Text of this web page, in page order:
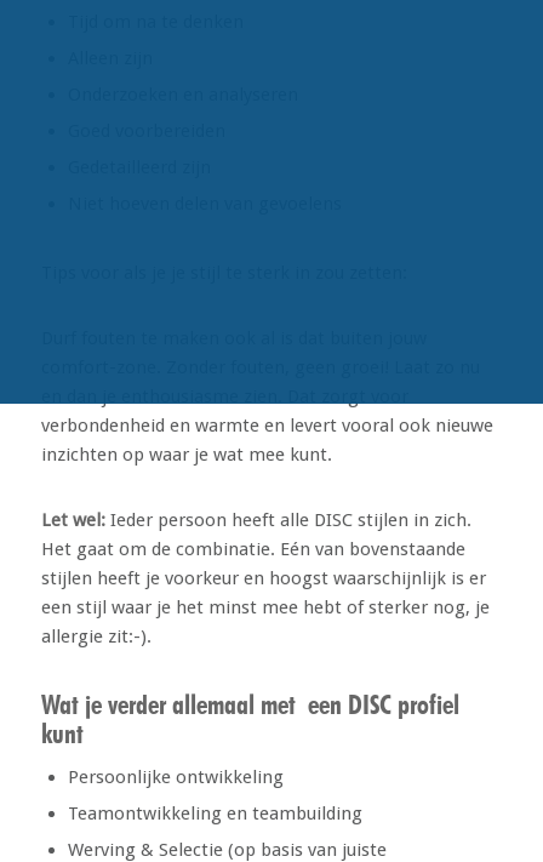
verbondenheid en warmte en levert vooral ook nieuwe
inzichten op waar je wat mee kunt.
Let wel:Ieder persoon heeft alle DISC stijlen in zich.
Het gaat om de combinatie. Eén van bovenstaande
stijlen heeft je voorkeur en hoogst waarschijnlijk is er
een stijl waar je het minst mee hebt of sterker nog, je
allergie zit:-).
Wat je verder allemaal met een DISC profiel
kunt
Persoonlijke ontwikkeling
Teamontwikkeling en teambuilding
Werving & Selectie (op basis van juiste